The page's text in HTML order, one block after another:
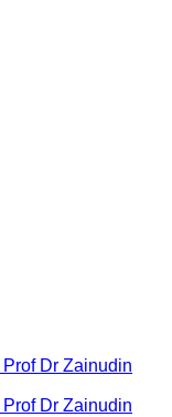
Dr Zainudin
Dr Zainudin